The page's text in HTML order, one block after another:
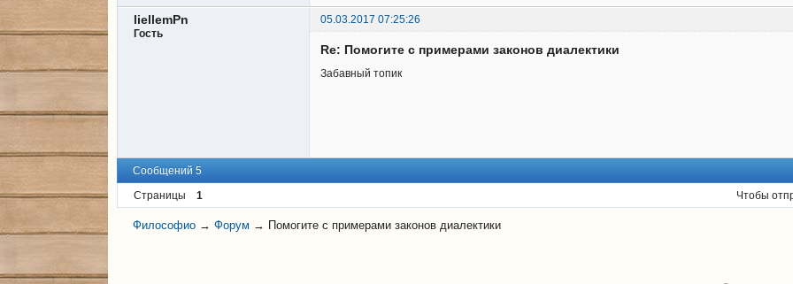
liellemPn
05.03.2017 07:25:26
Гость
Re: Помогите с примерами законов диалектики
Забавный топик
Сообщений 5
Страницы
1 Чтобы
Философио →Форум → Помогите с примерами законов диалектики